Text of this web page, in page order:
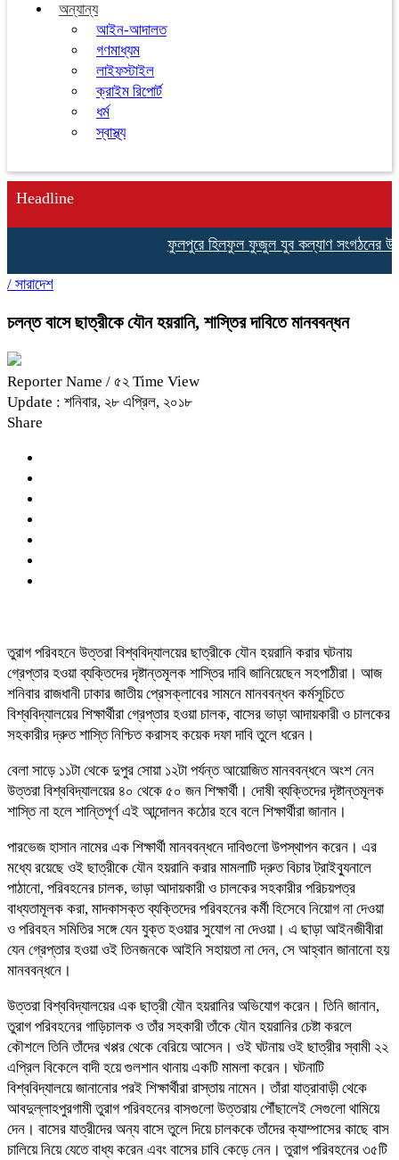
অন্যান্য
আইন-আদালত
গণমাধ্যম
লাইফস্টাইল
ক্রাইম রিপোর্ট
ধর্ম
স্বাস্থ্য
Headline
ফুলপুরে হিলফুল ফুজুল যুব কল্যাণ সংগঠনের উদ্যোগে
/ সারাদেশ
চলন্ত বাসে ছাত্রীকে যৌন হয়রানি, শাস্তির দাবিতে মানববন্ধন
Reporter Name / ৫২ Time View
Update : শনিবার, ২৮ এপ্রিল, ২০১৮
Share
তুরাগ পরিবহনে উত্তরা বিশ্ববিদ্যালয়ের ছাত্রীকে যৌন হয়রানি করার ঘটনায়
গ্রেপ্তার হওয়া ব্যক্তিদের দৃষ্টান্তমূলক শাস্তির দাবি জানিয়েছেন সহপাঠীরা। আজ
শনিবার রাজধানী ঢাকার জাতীয় প্রেসক্লাবের সামনে মানববন্ধন কর্মসূচিতে
বিশ্ববিদ্যালয়ের শিক্ষার্থীরা গ্রেপ্তার হওয়া চালক, বাসের ভাড়া আদায়কারী ও চালকের
সহকারীর দ্রুত শাস্তি নিশ্চিত করাসহ কয়েক দফা দাবি তুলে ধরেন।
বেলা সাড়ে ১১টা থেকে দুপুর সোয়া ১২টা পর্যন্ত আয়োজিত মানববন্ধনে অংশ নেন
উত্তরা বিশ্ববিদ্যালয়ের ৪০ থেকে ৫০ জন শিক্ষার্থী। দোষী ব্যক্তিদের দৃষ্টান্তমূলক
শাস্তি না হলে শান্তিপূর্ণ এই আন্দোলন কঠোর হবে বলে শিক্ষার্থীরা জানান।
পারভেজ হাসান নামের এক শিক্ষার্থী মানববন্ধনে দাবিগুলো উপস্থাপন করেন। এর
মধ্যে রয়েছে ওই ছাত্রীকে যৌন হয়রানি করার মামলাটি দ্রুত বিচার ট্রাইব্যুনালে
পাঠানো, পরিবহনের চালক, ভাড়া আদায়কারী ও চালকের সহকারীর পরিচয়পত্র
বাধ্যতামূলক করা, মাদকাসক্ত ব্যক্তিদের পরিবহনের কর্মী হিসেবে নিয়োগ না দেওয়া
ও পরিবহন সমিতির সঙ্গে যেন যুক্ত হওয়ার সুযোগ না দেওয়া। এ ছাড়া আইনজীবীরা
যেন গ্রেপ্তার হওয়া ওই তিনজনকে আইনি সহায়তা না দেন, সে আহ্বান জানানো হয়
মানববন্ধনে।
উত্তরা বিশ্ববিদ্যালয়ের এক ছাত্রী যৌন হয়রানির অভিযোগ করেন। তিনি জানান,
তুরাগ পরিবহনের গাড়িচালক ও তাঁর সহকারী তাঁকে যৌন হয়রানির চেষ্টা করলে
কৌশলে তিনি তাঁদের খপ্পর থেকে বেরিয়ে আসেন। ওই ঘটনায় ওই ছাত্রীর স্বামী ২২
এপ্রিল বিকেলে বাদী হয়ে গুলশান থানায় একটি মামলা করেন। ঘটনাটি
বিশ্ববিদ্যালয়ে জানানোর পরই শিক্ষার্থীরা রাস্তায় নামেন। তাঁরা যাত্রাবাড়ী থেকে
আবদুল্লাহপুরগামী তুরাগ পরিবহনের বাসগুলো উত্তরায় পৌঁছালেই সেগুলো থামিয়ে
দেন। বাসের যাত্রীদের অন্য বাসে তুলে দিয়ে চালককে তাঁদের ক্যাম্পাসের কাছে বাস
চালিয়ে নিয়ে যেতে বাধ্য করেন এবং বাসের চাবি কেড়ে নেন। তুরাগ পরিবহনের ৩৫টি